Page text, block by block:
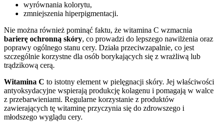
wyrównania kolorytu,
zmniejszenia hiperpigmentacji.
Nie można również pominąć faktu, że witamina C wzmacnia
barierę ochronną skóry, co prowadzi do lepszego nawilżenia oraz
poprawy ogólnego stanu cery. Działa przeciwzapalnie, co jest
szczególnie korzystne dla osób borykających się z wrażliwą lub
trądzikową cerą.
Witamina C to istotny element w pielęgnacji skóry. Jej właściwości
antyoksydacyjne wspierają produkcję kolagenu i pomagają w walce
z przebarwieniami. Regularne korzystanie z produktów
zawierających tę witaminę przyczynia się do zdrowszego i
młodszego wyglądu cery.